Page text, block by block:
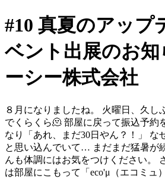
#10 真夏のアップ
ベント出展のお知
ーシー株式会社
８月になりましたね。 火曜日、久し
でくらくら🫠 部屋に戻って振込予約
なり「あれ、まだ30日やん？！」 な
と思い込んでいて… まだまだ猛暑が
んも体調にはお気をつけください。
は部屋にこもって「eco'μ（エコミュ